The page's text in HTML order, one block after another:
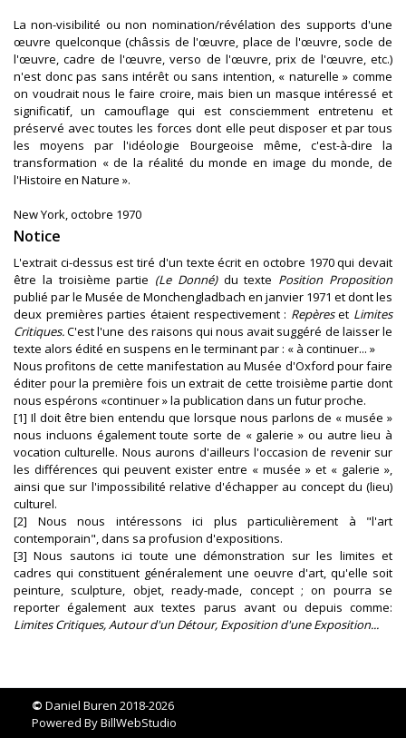
La non-visibilité ou non nomination/révélation des supports d'une
œuvre quelconque (châssis de l'œuvre, place de l'œuvre, socle de
l'œuvre, cadre de l'œuvre, verso de l'œuvre, prix de l'œuvre, etc.)
n'est donc pas sans intérêt ou sans intention, « naturelle » comme
on voudrait nous le faire croire, mais bien un masque intéressé et
significatif, un camouflage qui est consciemment entretenu et
préservé avec toutes les forces dont elle peut disposer et par tous
les moyens par l'idéologie Bourgeoise même, c'est-à-dire la
transformation « de la réalité du monde en image du monde, de
l'Histoire en Nature ».
New York, octobre 1970
Notice
L'extrait ci-dessus est tiré d'un texte écrit en octobre 1970 qui devait
être la troisième partie (Le Donné) du texte Position Proposition
publié par le Musée de Monchengladbach en janvier 1971 et dont les
deux premières parties étaient respectivement : Repèreset Limites
Critiques.C'est l'une des raisons qui nous avait suggéré de laisser le
texte alors édité en suspens en le terminant par : « à continuer... »
Nous profitons de cette manifestation au Musée d'Oxford pour faire
éditer pour la première fois un extrait de cette troisième partie dont
nous espérons «continuer » la publication dans un futur proche.
[1] Il doit être bien entendu que lorsque nous parlons de « musée »
nous incluons également toute sorte de « galerie » ou autre lieu à
vocation culturelle. Nous aurons d'ailleurs l'occasion de revenir sur
les différences qui peuvent exister entre « musée » et « galerie »,
ainsi que sur l'impossibilité relative d'échapper au concept du (lieu)
culturel.
[2] Nous nous intéressons ici plus particulièrement à "l'art
contemporain", dans sa profusion d'expositions.
[3] Nous sautons ici toute une démonstration sur les limites et
cadres qui constituent généralement une oeuvre d'art, qu'elle soit
peinture, sculpture, objet, ready-made, concept ; on pourra se
reporter également aux textes parus avant ou depuis comme:
Limites Critiques, Autour d'un Détour, Exposition d'une Exposition...
© Daniel Buren 2018-2026
Powered ByBillWebStudio